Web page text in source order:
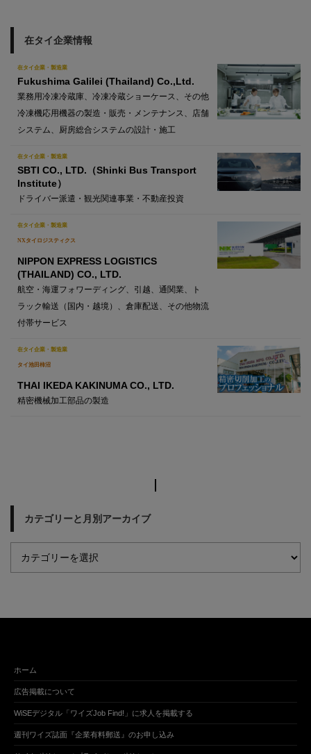
在タイ企業情報
在タイ企業・製造業
Fukushima Galilei (Thailand) Co.,Ltd.
業務用冷凍冷蔵庫、冷凍冷蔵ショーケース、その他
冷凍機応用機器の製造・販売・メンテナンス、店舗
システム、厨房総合システムの設計・施工
在タイ企業・製造業
SBTI CO., LTD.（Shinki Bus Transport
Institute）
ドライバー派遣・観光関連事業・不動産投資
在タイ企業・製造業
NXタイロジスティクス
NIPPON EXPRESS LOGISTICS
(THAILAND) CO., LTD.
航空・海運フォワーディング、引越、通関業、ト
ラック輸送（国内・越境）、倉庫配送、その他物流
付帯サービス
在タイ企業・製造業
タイ池田柿沼
THAI IKEDA KAKINUMA CO., LTD.
精密機械加工部品の製造
カテゴリーと月別アーカイブ
ホーム
広告掲載について
WiSEデジタル「ワイズJob Find!」に求人を掲載する
週刊ワイズ誌面『企業有料郵送』のお申し込み